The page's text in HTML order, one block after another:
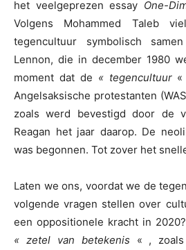
het veelgeprezen essay One-
Volgens Mohammed Taleb
tegencultuur symbolisch
Lennon, die in december 1980
moment dat de « tegencultuur
Angelsaksische protestanten
zoals werd bevestigd door de
Reagan het jaar daarop. De
was begonnen. Tot zover het
Laten we ons, voordat we de
volgende vragen stellen over
een oppositionele kracht in
« zetel van betekenis « , zoals